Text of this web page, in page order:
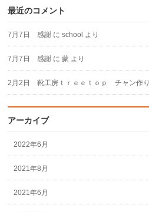
最近のコメント
7月7日 感謝 にschool より
7月7日 感謝 に蒙 より
2月2日 靴工房ｔｒｅｅｔｏｐ チャン作り
アーカイブ
2022年6月
2021年8月
2021年6月